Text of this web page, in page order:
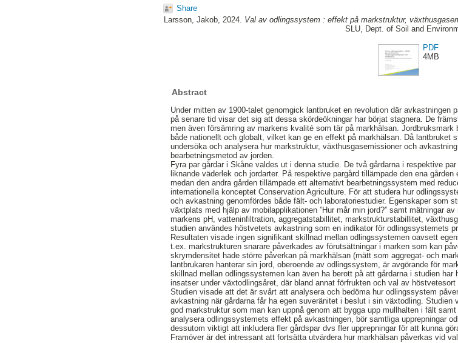
Share
Larsson, Jakob, 2024. Val av odlingssystem : effekt på markstruktur,
SLU, Dept. of Soil and
PDF
4MB
Abstract
Under mitten av 1900-talet genomgick lantbruket en revolution där avkastningen
på senare tid visar det sig att dessa skördeökningar har börjat stagnera. De
men även försämring av markens kvalité som tär på markhälsan.
både nationellt och globalt, vilket kan ge en effekt på markhälsan. Då lantbruket
undersöka och analysera hur markstruktur, växthusgasemissioner och
bearbetningsmetod av jorden.
Fyra par gårdar i Skåne valdes ut i denna studie. De två gårdarna i respektive
liknande väderlek och jordarter. På respektive pargård tillämpade den ena
medan den andra gården tillämpade ett alternativt bearbetningssystem med
internationella konceptet Conservation Agriculture. För att studera hur
och avkastning genomfördes både fält- och laboratoriestudier. Egenskaper som
växtplats med hjälp av mobilapplikationen ”Hur mår min jord?” samt mätningar
markens pH, vatteninfiltration, aggregatstabillitet, markstrukturstabillitet,
studien användes höstvetets avkastning som en indikator för odlingssystemets
Resultaten visade ingen signifikant skillnad mellan odlingssystemen oavsett
t.ex. markstrukturen snarare påverkades av förutsättningar i marken som kan
skrymdensitet hade större påverkan på markhälsan (mätt som aggregat- och
lantbrukaren hanterar sin jord, oberoende av odlingssystem, är avgörande för
skillnad mellan odlingssystemen kan även ha berott på att gårdarna i studien
insatser under växtodlingsåret, där bland annat förfrukten och val av
Studien visade att det är svårt att analysera och bedöma hur odlingssystem
avkastning när gårdarna får ha egen suveränitet i beslut i sin växtodling.
god markstruktur som man kan uppnå genom att bygga upp mullhalten i fält
analysera odlingssystemets effekt på avkastningen, bör samtliga upprepningar
dessutom viktigt att inkludera fler gårdspar dvs fler upprepningar för att kunna
Framöver är det intressant att fortsätta utvärdera hur markhälsan påverkas vid